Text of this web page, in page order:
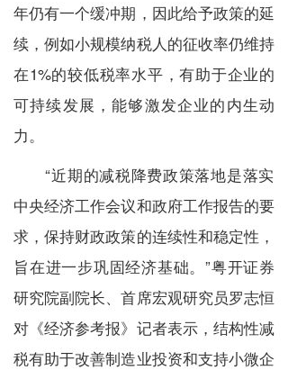
年仍有一个缓冲期，因此给予政策的延
续，例如小规模纳税人的征收率仍维持
在1%的较低税率水平，有助于企业的
可持续发展，能够激发企业的内生动
力。
“近期的减税降费政策落地是落实
中央经济工作会议和政府工作报告的要
求，保持财政政策的连续性和稳定性，
旨在进一步巩固经济基础。 ”粤开证券
研究院副院长、首席宏观研究员罗志恒
对《经济参考报》记者表示，结构性减
税有助于改善制造业投资和支持小微企